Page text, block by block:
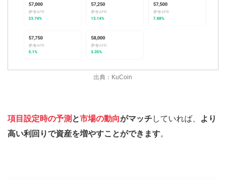
出典：KuCoin
項目設定時の予測 と市場の動向がマッチしていれば、
より
高い利回りで資産を増やすことができます。